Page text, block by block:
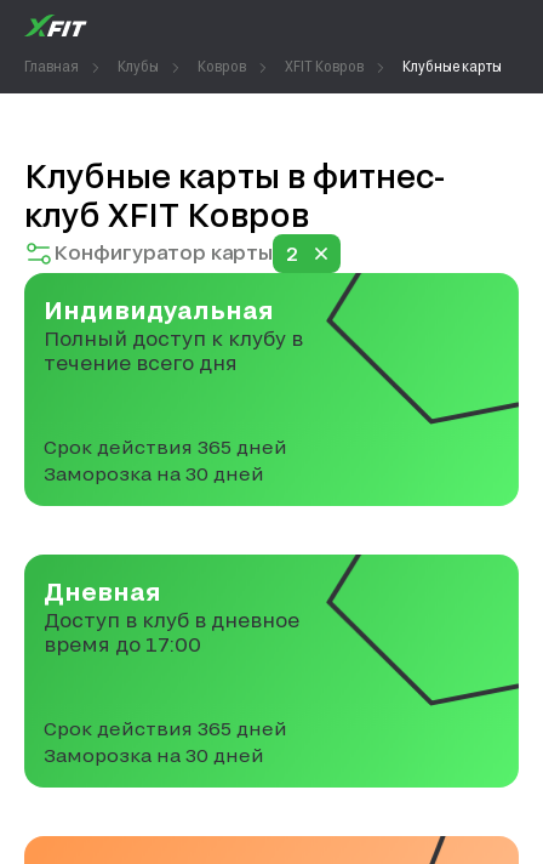
Главная Клубы Ковров XFIT Ковров Клубные карты
Клубные карты в фитнес-
клуб XFIT Ковров
Конфигуратор карты 2
Индивидуальная
Полный доступ к клубу в
течение всего дня
Срок действия 365 дней
Заморозка на 30 дней
Дневная
Доступ в клуб в дневное
время до 17:00
Срок действия 365 дней
Заморозка на 30 дней